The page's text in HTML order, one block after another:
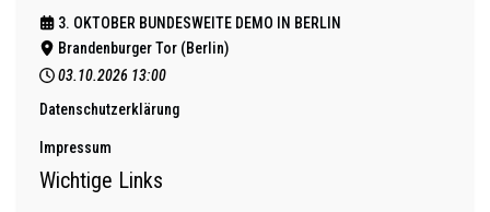
3. OKTOBER BUNDESWEITE DEMO IN BERLIN
Brandenburger Tor (Berlin)
03.10.2026 13:00
Datenschutzerklärung
Impressum
Wichtige Links